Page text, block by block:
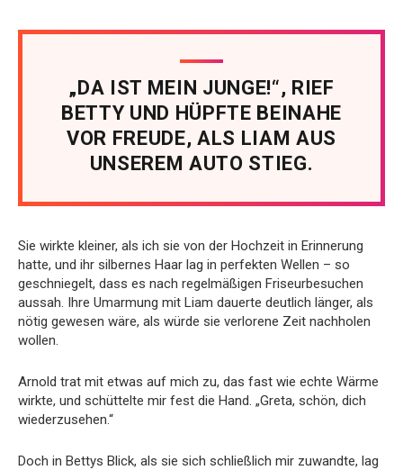
„DA IST MEIN JUNGE!“, RIEF
BETTY UND HÜPFTE BEINAHE
VOR FREUDE, ALS LIAM AUS
UNSEREM AUTO STIEG.
Sie wirkte kleiner, als ich sie von der Hochzeit in Erinnerung
hatte, und ihr silbernes Haar lag in perfekten Wellen – so
geschniegelt, dass es nach regelmäßigen Friseurbesuchen
aussah. Ihre Umarmung mit Liam dauerte deutlich länger, als
nötig gewesen wäre, als würde sie verlorene Zeit nachholen
wollen.
Arnold trat mit etwas auf mich zu, das fast wie echte Wärme
wirkte, und schüttelte mir fest die Hand. „Greta, schön, dich
wiederzusehen.“
Doch in Bettys Blick, als sie sich schließlich mir zuwandte, lag